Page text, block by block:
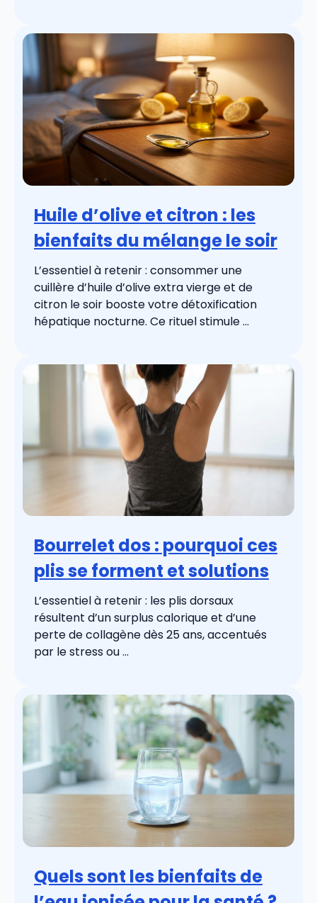
Huile d’olive et citron : les
bienfaits du mélange le soir
L’essentiel à retenir : consommer une
cuillère d’huile d’olive extra vierge et de
citron le soir booste votre détoxification
hépatique nocturne. Ce rituel stimule ...
Bourrelet dos : pourquoi ces
plis se forment et solutions
L’essentiel à retenir : les plis dorsaux
résultent d’un surplus calorique et d’une
perte de collagène dès 25 ans, accentués
par le stress ou ...
Quels sont les bienfaits de